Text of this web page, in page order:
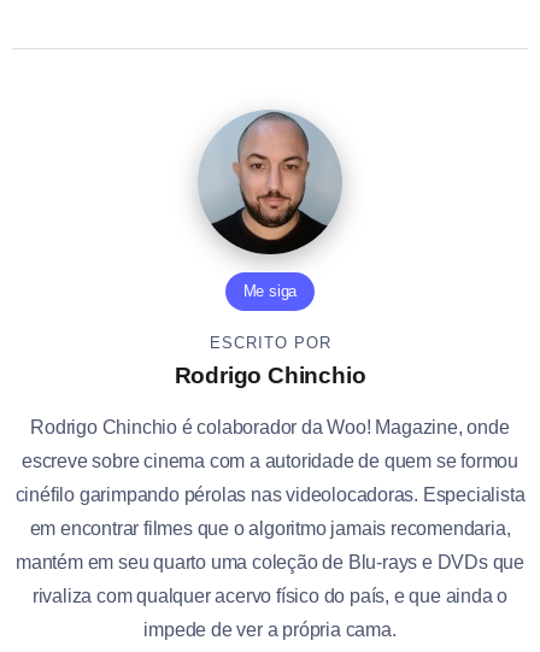
Me siga
ESCRITO POR
Rodrigo Chinchio
Rodrigo Chinchio é colaborador da Woo! Magazine, onde
escreve sobre cinema com a autoridade de quem se formou
cinéfilo garimpando pérolas nas videolocadoras. Especialista
em encontrar filmes que o algoritmo jamais recomendaria,
mantém em seu quarto uma coleção de Blu-rays e DVDs que
rivaliza com qualquer acervo físico do país, e que ainda o
impede de ver a própria cama.